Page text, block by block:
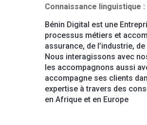
Connaissance linguistique :
Bénin Digital est une
processus métiers et
assurance, de l’industrie,
Nous interagissons avec
les accompagnons aussi
accompagne ses clients
expertise à travers des
en Afrique et en Europe